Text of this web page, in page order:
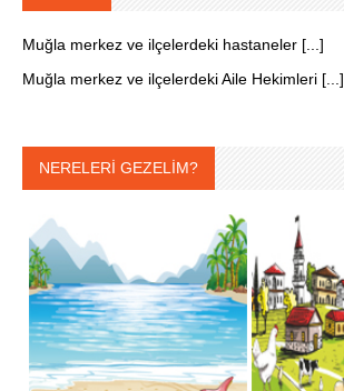
Muğla merkez ve ilçelerdeki hastaneler [...]
Muğla merkez ve ilçelerdeki Aile Hekimleri [...]
NERELERİ GEZELİM?